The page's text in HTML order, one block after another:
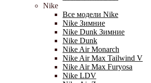
Nike
Все модели Nike
Nike Зимние
Nike Dunk Зимние
Nike Dunk
Nike Air Monarch
Nike Air Max Tailwind V
Nike Air Max Furyosa
Nike LDV